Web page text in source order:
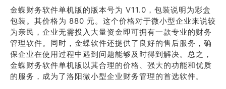
金蝶财务软件单机版的版本号为 V11.0，包装说明为彩盒
包装。其价格为 880 元。这个价格对于微小型企业来说较
为亲民，企业无需投入大量资金即可拥有一款专业的财务
管理软件。同时，金蝶软件还提供了良好的售后服务，确
保企业在使用过程中遇到问题能够及时得到解决。总之，
金蝶财务软件单机版以其合理的价格、强大的功能和优质
的服务，成为了洛阳微小型企业财务管理的首选软件。